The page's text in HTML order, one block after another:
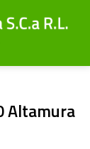
Altamura